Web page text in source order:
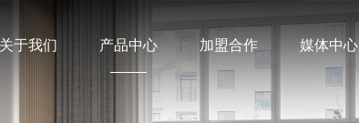
关于我们 产品中心 加盟合作 媒体中心